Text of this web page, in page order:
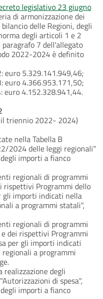
legislativo 23 giugno
di armonizzazione dei
delle Regioni, degli
degli articoli 1 e 2
paragrafo 7 dell'allegato
2022-2024 è definito
euro 5.329.141.949,46;
euro 4.366.953.171,50;
euro 4.152.328.941,44.
triennio 2022- 2024)
nella Tabella B
2024 delle leggi regionali"
importi a fianco
regionali di programmi
rispettivi Programmi dello
gli importi indicati nella
a programmi statali",
regionali di programmi
dei rispettivi Programmi
per gli importi indicati
a programmi
realizzazione degli
di spesa",
importi a fianco